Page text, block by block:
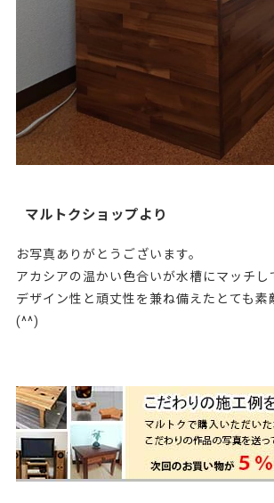
マルトクショップより
お写真ありがとうございます。
アカシアの温かい色合いが水槽にマッチし
デザイン性と頑丈性を兼ね備えたとても素
(^^)